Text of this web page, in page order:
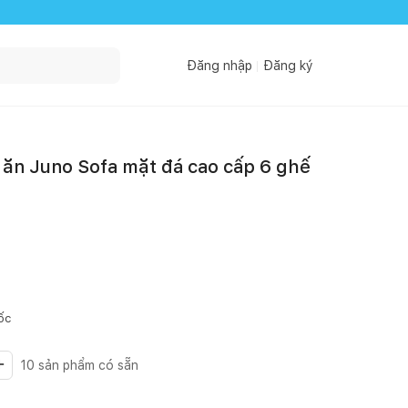
Đăng nhập Đăng ký
Juno Sofa mặt đá cao cấp 6 ghế
10 sản phẩm có sẵn